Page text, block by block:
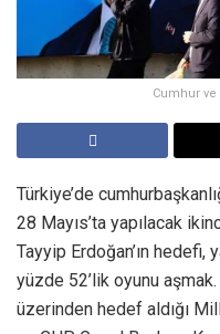
Cumhur
Türkiye’de
28 Mayıs’ta yapılacak
Tayyip Erdoğan’ın hedefi,
yüzde 52’lik oyunu
üzerinden hedef aldığı